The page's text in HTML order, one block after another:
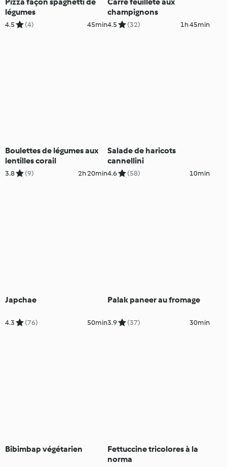
légumes
4.5 (4) 45min
champignons
4.5 (32) 1h 45min
Boulettes de légumes aux
lentilles corail
3.8 (9) 2h 20min
Salade de haricots
cannellini
4.6 (58) 10min
Japchae
4.3 (76) 50min
Palak paneer au fromage
3.9 (37) 30min
Bibimbap végétarien
Fettuccine tricolores à la
norma